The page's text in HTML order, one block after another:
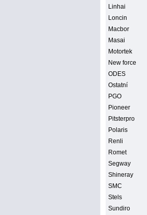
Linhai
Loncin
Macbor
Masai
Motortek
New force
ODES
Ostatní
PGO
Pioneer
Pitsterpro
Polaris
Renli
Romet
Segway
Shineray
SMC
Stels
Sundiro